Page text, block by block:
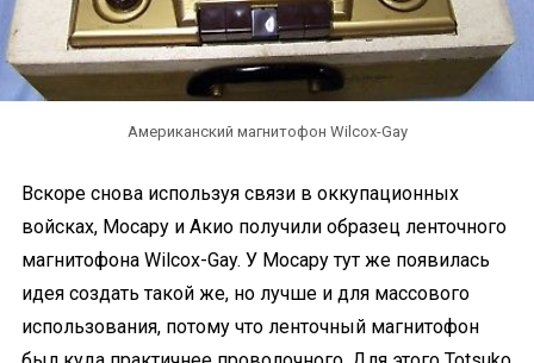
Американский магнитофон Wilcox-Gay
Вскоре снова используя связи в оккупационных
войсках, Мосару и Акио получили образец ленточного
магнитофона Wilcox-Gay. У Мосару тут же появилась
идея создать такой же, но лучше и для массового
использования, потому что ленточный магнитофон